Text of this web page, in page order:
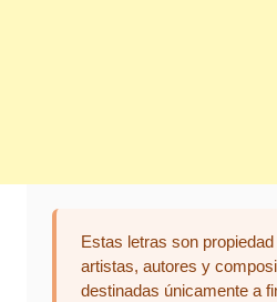
Estas letras son
artistas, autores y
destinadas únicamente a